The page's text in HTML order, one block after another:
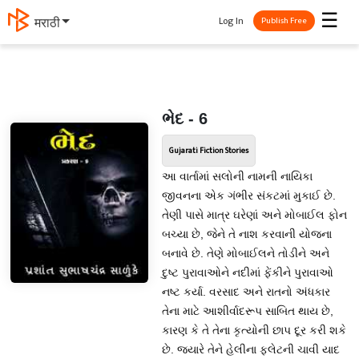
मराठी ☰
Log In Publish Free
ભેદ - 6
Gujarati Fiction Stories
આ વાર્તામાં સલોની નામની નાયિકા
જીવનના એક ગંભીર સંકટમાં મુકાઈ છે.
તેણી પાસે માત્ર ઘરેણાં અને મોબાઈલ ફોન
બચ્યા છે, જેને તે નાશ કરવાની યોજના
બનાવે છે. તેણે મોબાઈલને તોડીને અને
દુષ્ટ પુરાવાઓને નદીમાં ફેંકીને પુરાવાઓ
નષ્ટ કર્યા. વરસાદ અને રાતનો અંધકાર
તેના માટે આશીર્વાદરૂપ સાબિત થાય છે,
કારણ કે તે તેના કૃત્યોની છાપ દૂર કરી શકે
છે. જ્યારે તેને હેલીના ફ્લેટની ચાવી યાદ